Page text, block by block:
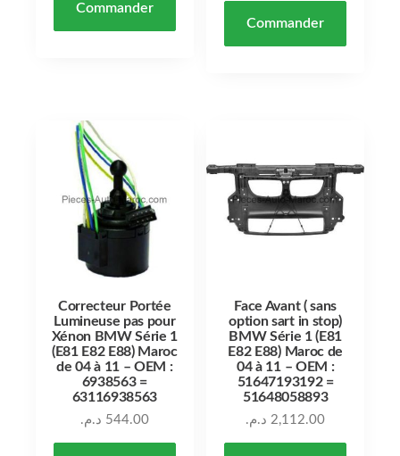
Commander
Commander
Correcteur Portée
Lumineuse pas pour
Xénon BMW Série 1
(E81 E82 E88) Maroc
de 04 à 11 – OEM :
6938563 =
63116938563
544.00 د.م.
Face Avant ( sans
option sart in stop)
BMW Série 1 (E81
E82 E88) Maroc de
04 à 11 – OEM :
51647193192 =
51648058893
2,112.00 د.م.